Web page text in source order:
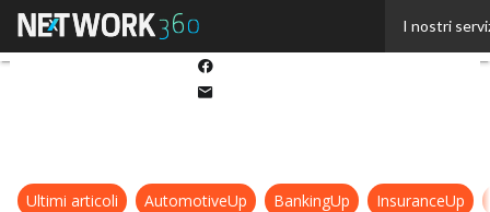
I nostri
Ultimi articoli AutomotiveUp BankingUp InsuranceUp